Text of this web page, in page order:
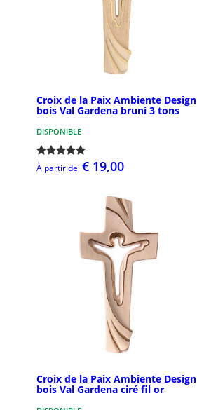
Croix de la Paix Ambiente Design
bois Val Gardena bruni 3 tons
DISPONIBLE
À partir de € 19,00
Croix de la Paix Ambiente Design
bois Val Gardena ciré fil or